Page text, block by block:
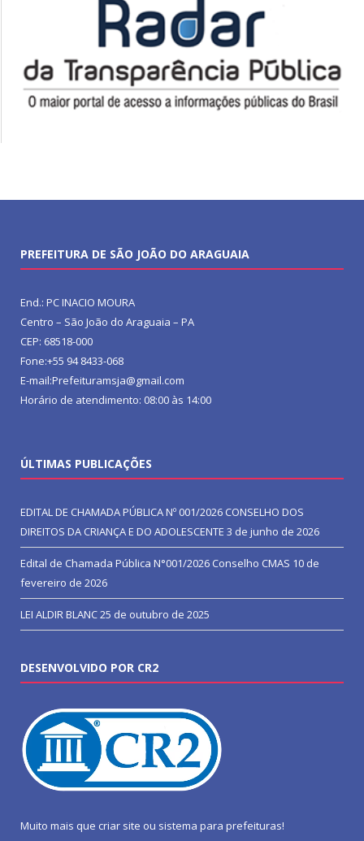
PREFEITURA DE SÃO JOÃO DO ARAGUAIA
End.: PC INACIO MOURA
Centro – São João do Araguaia – PA
CEP: 68518-000
Fone:+55 94 8433-068
E-mail:Prefeituramsja@gmail.com
Horário de atendimento: 08:00 às 14:00
ÚLTIMAS PUBLICAÇÕES
EDITAL DE CHAMADA PÚBLICA Nº 001/2026 CONSELHO DOS
DIREITOS DA CRIANÇA E DO ADOLESCENTE 3 de junho de 2026
Edital de Chamada Pública N°001/2026 Conselho CMAS 10 de
fevereiro de 2026
LEI ALDIR BLANC25 de outubro de 2025
DESENVOLVIDO POR CR2
Muito mais que criar site ou sistema para prefeituras!